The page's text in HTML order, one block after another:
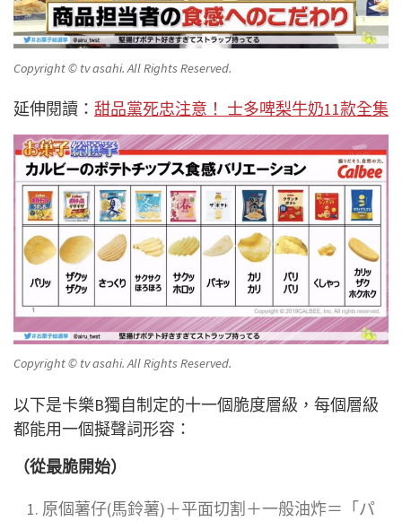
Copyright © tv asahi. All Rights Reserved.
延伸閱讀： 甜品黨死忠注意！ 士多啤梨牛奶11款全集
Copyright © tv asahi. All Rights Reserved.
以下是卡樂B獨自制定的十一個脆度層級，每個層級
都能用一個擬聲詞形容：
（從最脆開始）
原個薯仔(馬鈴薯)＋平面切割＋一般油炸＝「パ